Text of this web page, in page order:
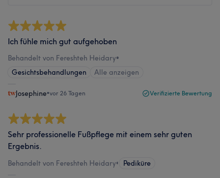
Ich fühle mich gut aufgehoben
Behandelt von Fereshteh Heidary•
Gesichtsbehandlungen
Alle anzeigen
Josephine•vor 26 Tagen Verifizierte Bewertung
Sehr professionelle Fußpflege mit einem sehr guten
Ergebnis.
Behandelt von Fereshteh Heidary• Pediküre